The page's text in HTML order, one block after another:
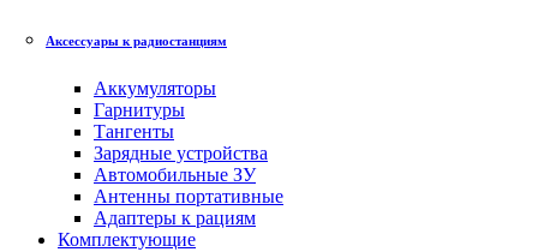
Аксессуары к радиостанциям
Аккумуляторы
Гарнитуры
Тангенты
Зарядные устройства
Автомобильные ЗУ
Антенны портативные
Адаптеры к рациям
Комплектующие